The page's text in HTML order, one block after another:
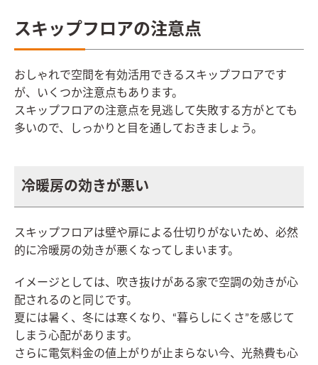
スキップフロアの注意点
おしゃれで空間を有効活用できるスキップフロアです
が、いくつか注意点もあります。
スキップフロアの注意点を見逃して失敗する方がとても
多いので、しっかりと目を通しておきましょう。
冷暖房の効きが悪い
スキップフロアは壁や扉による仕切りがないため、必然
的に冷暖房の効きが悪くなってしまいます。
イメージとしては、吹き抜けがある家で空調の効きが心
配されるのと同じです。
夏には暑く、冬には寒くなり、“暮らしにくさ”を感じて
しまう心配があります。
さらに電気料金の値上がりが止まらない今、光熱費も心